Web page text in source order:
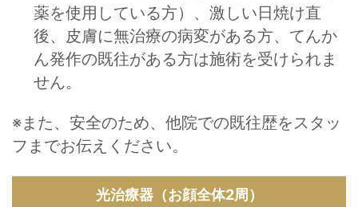
薬を使用している方）、激しい日焼け直
後、皮膚に無治療の病変がある方、てんか
ん発作の既往がある方は施術を受けられま
せん。
※また、安全のため、他院での既往歴をスタッ
フまでお伝えください。
光治療器（お顔全体2周）